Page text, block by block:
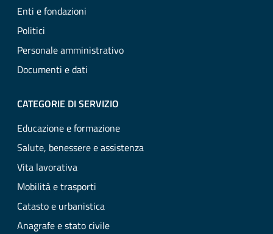
Enti e fondazioni
Politici
Personale amministrativo
Documenti e dati
CATEGORIE DI SERVIZIO
Educazione e formazione
Salute, benessere e assistenza
Vita lavorativa
Mobilità e trasporti
Catasto e urbanistica
Anagrafe e stato civile